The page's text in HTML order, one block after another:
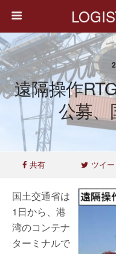
遠隔操作
公募、
共有 ツイー
国土交通省は
1日から、港
湾のコンテナ
ターミナルで